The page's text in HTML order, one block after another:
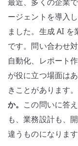
の
は
設
計
き
な
い
へ
の
ージェントを導入
ました。生成 AI
です。問い合わせ
自動化、レポート
が役に立つ場面は
きことがあります。
か。 この問いに答
も、業務設計も、
違うものになります